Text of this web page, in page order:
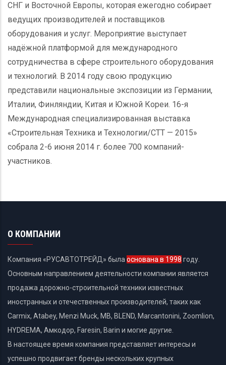
СНГ и Восточной Европы, которая ежегодно собирает
ведущих производителей и поставщиков
оборудования и услуг. Мероприятие выступает
надёжной платформой для международного
сотрудничества в сфере строительного оборудования
и технологий. В 2014 году свою продукцию
представили национальные экспозиции из Германии,
Италии, Финляндии, Китая и Южной Кореи. 16-я
Международная специализированная выставка
«Строительная Техника и Технологии/СТТ — 2015»
собрала 2-6 июня 2014 г. более 700 компаний-
участников.
О КОМПАНИИ
Компания «РУСАВТОТРЕЙД» была основана в 1998 году.
Основным направлением деятельности компании является
продажа дорожно-строительной техники известных
иностранных и отечественных производителей, таких как
Carmix, Atabey, Menzi Muck, MB, BLEND, Marcantonini, Zoomlion,
HYDREMA, Амкодор, Faresin, Barin и могие другие.
В настоящее время компания представляет интересы и
успешно продвигает бренды нескольких крупных